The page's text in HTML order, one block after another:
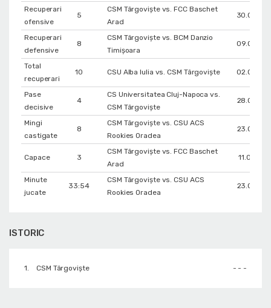
Recuperari
ofensive
5
CSM Târgoviște vs. FCC Baschet
Arad
Recuperari
defensive
8
CSM Târgoviște vs. BCM Danzio
Timișoara
Total
recuperari
10 CSU Alba Iulia vs. CSM Târgoviște
Pase
decisive
4
CS Universitatea Cluj-Napoca vs.
CSM Târgoviște
Mingi
castigate
8
CSM Târgoviște vs. CSU ACS
Rookies Oradea
Capace 3
CSM Târgoviște vs. FCC Baschet
Arad
Minute
jucate
33:54
CSM Târgoviște vs. CSU ACS
Rookies Oradea
ISTORIC
1. CSM Târgoviște - - -